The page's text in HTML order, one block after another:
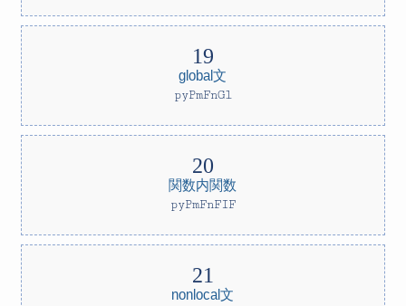
global文
pyPmFnGl
関数内関数
pyPmFnFIF
nonlocal文